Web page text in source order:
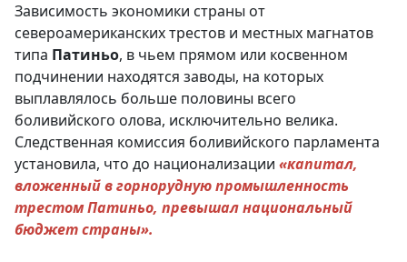
Зависимость экономики страны от
североамериканских трестов и местных магнатов
типа Патиньо, в чьем прямом или косвенном
подчинении находятся заводы, на которых
выплавлялось больше половины всего
боливийского олова, исключительно велика.
Следственная комиссия боливийского парламента
установила, что до национализации «капитал,
вложенный в горнорудную промышленность
трестомПатиньо, превышал национальный
бюджет страны».